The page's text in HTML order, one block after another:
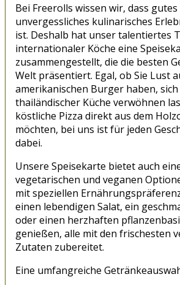
Bei Freerolls wissen wir, dass
unvergessliches kulinarisches
ist. Deshalb hat unser talentiertes
internationaler Köche eine
zusammengestellt, die die besten
Welt präsentiert. Egal, ob Sie Lust
amerikanischen Burger haben,
thailändischer Küche verwöhnen
köstliche Pizza direkt aus dem
möchten, bei uns ist für jeden
dabei.
Unsere Speisekarte bietet auch
vegetarischen und veganen
mit speziellen
einen lebendigen Salat, ein
oder einen herzhaften
genießen, alle mit den frischesten
Zutaten zubereitet.
Eine umfangreiche